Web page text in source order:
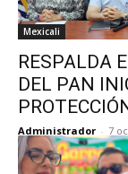
Mexicali
RESPALDA
DEL PAN
Administrador - 7